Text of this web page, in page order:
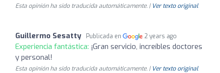
Esta opinión ha sido traducida automáticamente. | Ver texto original
Guillermo Sesatty Publicada en 2 years ago
Experiencia fantástica: ¡Gran servicio, increíbles doctores
y personal!
Esta opinión ha sido traducida automáticamente. | Ver texto original